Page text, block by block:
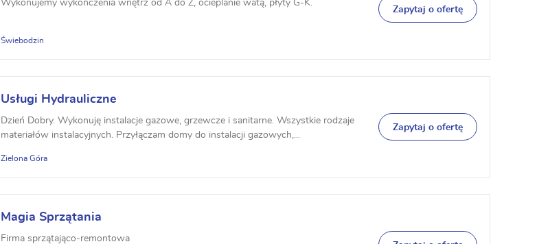
Wykonujemy wykończenia wnętrz od A do Z, ocieplanie watą, płyty G-K.
Świebodzin
Zapytaj o ofertę
Usługi Hydrauliczne
Dzień Dobry. Wykonuję instalacje gazowe, grzewcze i sanitarne. Wszystkie rodzaje
materiałów instalacyjnych. Przyłączam domy do instalacji gazowych,...
Zielona Góra
Zapytaj o ofertę
Magia Sprzątania
Firma sprzątająco-remontowa